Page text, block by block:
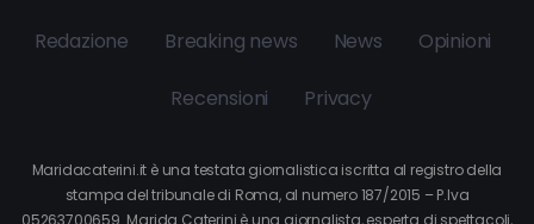
Redazione Breaking news News Opinioni
Recensioni Privacy
Maridacaterini.it è una testata giornalistica iscritta al registro della
stampa del tribunale di Roma, al numero 187/2015 – P.Iva